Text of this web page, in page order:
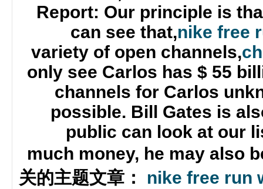
Report: Our principle is
can see that,nike free
variety of open channels,
only see Carlos has $ 55
channels for Carlos
possible. Bill Gates is
public can look at our
much money, he may also
关的主题文章： nike free run